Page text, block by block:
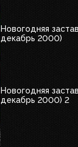
Новогодняя
декабрь 2000)
Новогодняя
декабрь 2000) 2